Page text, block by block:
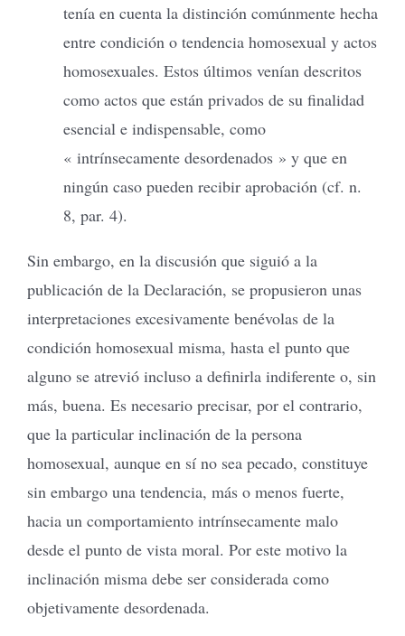
tenía en cuenta la distinción comúnmente hecha
entre condición o tendencia homosexual y actos
homosexuales. Estos últimos venían descritos
como actos que están privados de su finalidad
esencial e indispensable, como
« intrínsecamente desordenados » y que en
ningún caso pueden recibir aprobación (cf. n.
8, par. 4).
Sin embargo, en la discusión que siguió a la
publicación de la Declaración, se propusieron unas
interpretaciones excesivamente benévolas de la
condición homosexual misma, hasta el punto que
alguno se atrevió incluso a definirla indiferente o, sin
más, buena. Es necesario precisar, por el contrario,
que la particular inclinación de la persona
homosexual, aunque en sí no sea pecado, constituye
sin embargo una tendencia, más o menos fuerte,
hacia un comportamiento intrínsecamente malo
desde el punto de vista moral. Por este motivo la
inclinación misma debe ser considerada como
objetivamente desordenada.